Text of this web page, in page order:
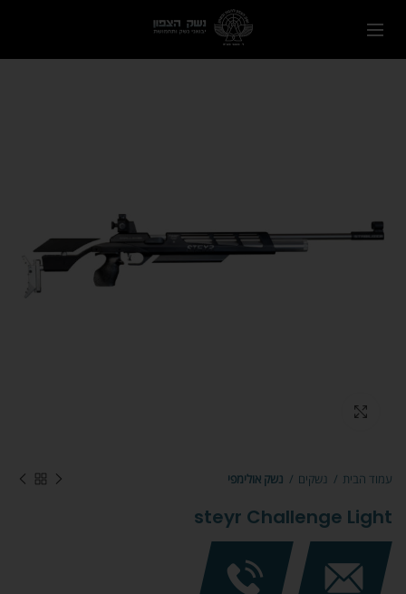
עמוד הבית נשקים נשק אולימפי
steyr Challenge Light